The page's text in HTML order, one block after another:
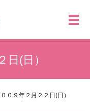
メ
日(日）
００９年２月２２日(日）